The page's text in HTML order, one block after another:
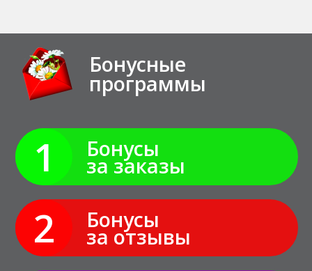
Бонусные
программы
1 Бонусы
за заказы
2 Бонусы
за отзывы